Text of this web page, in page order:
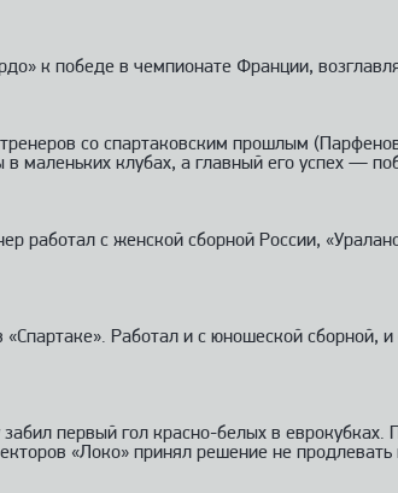
к победе в чемпионате Франции,
тренеров со спартаковским прошлым
маленьких клубах, а главный его успех —
работал с женской сборной России,
Работал и с юношеской сборной,
первый гол красно-белых в
«Локо» принял решение не